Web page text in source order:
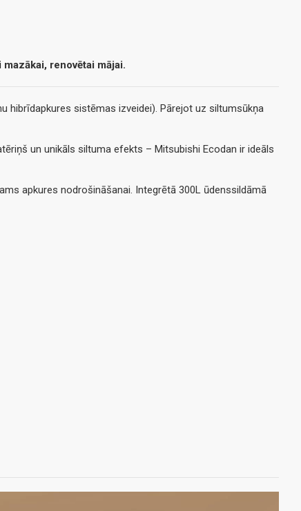
renovētai mājai.
hibrīdapkures sistēmas izveidei). Pārejot uz siltumsūkņa
un unikāls siltuma efekts – Mitsubishi Ecodan ir ideāls
apkures nodrošināšanai. Integrētā 300L ūdenssildāmā